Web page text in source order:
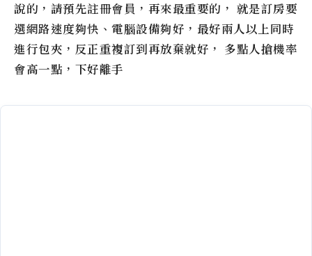
說的，請預先註冊會員，再來最重要的， 就是訂房要
選網路速度夠快、電腦設備夠好，最好兩人以上同時
進行包夾，反正重複訂到再放棄就好， 多點人搶機率
會高一點，下好離手